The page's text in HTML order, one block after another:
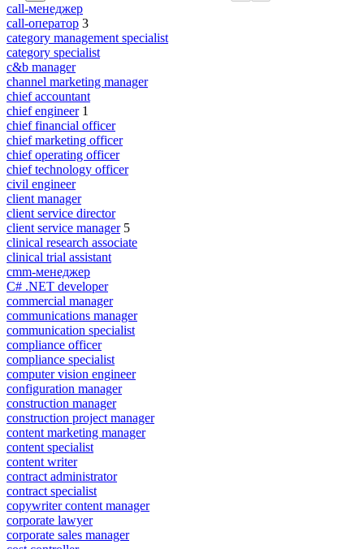
call-менеджер
call-оператор 3
category management specialist
category specialist
c&b manager
channel marketing manager
chief accountant
chief engineer 1
chief financial officer
chief marketing officer
chief operating officer
chief technology officer
civil engineer
client manager
client service director
client service manager 5
clinical research associate
clinical trial assistant
cmm-менеджер
C# .NET developer
commercial manager
communications manager
communication specialist
compliance officer
compliance specialist
computer vision engineer
configuration manager
construction manager
construction project manager
content marketing manager
content specialist
content writer
contract administrator
contract specialist
copywriter content manager
corporate lawyer
corporate sales manager